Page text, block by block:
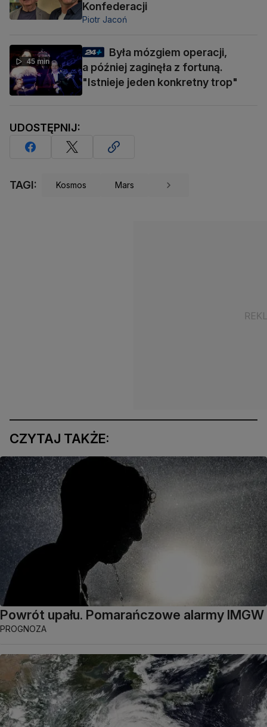
Konfederacji
Piotr Jacoń
45 min
Była mózgiem operacji,
a później zaginęła z fortuną.
"Istnieje jeden konkretny trop"
UDOSTĘPNIJ:
TAGI: Kosmos Mars
CZYTAJ TAKŻE:
Powrót upału. Pomarańczowe alarmy IMGW
PROGNOZA